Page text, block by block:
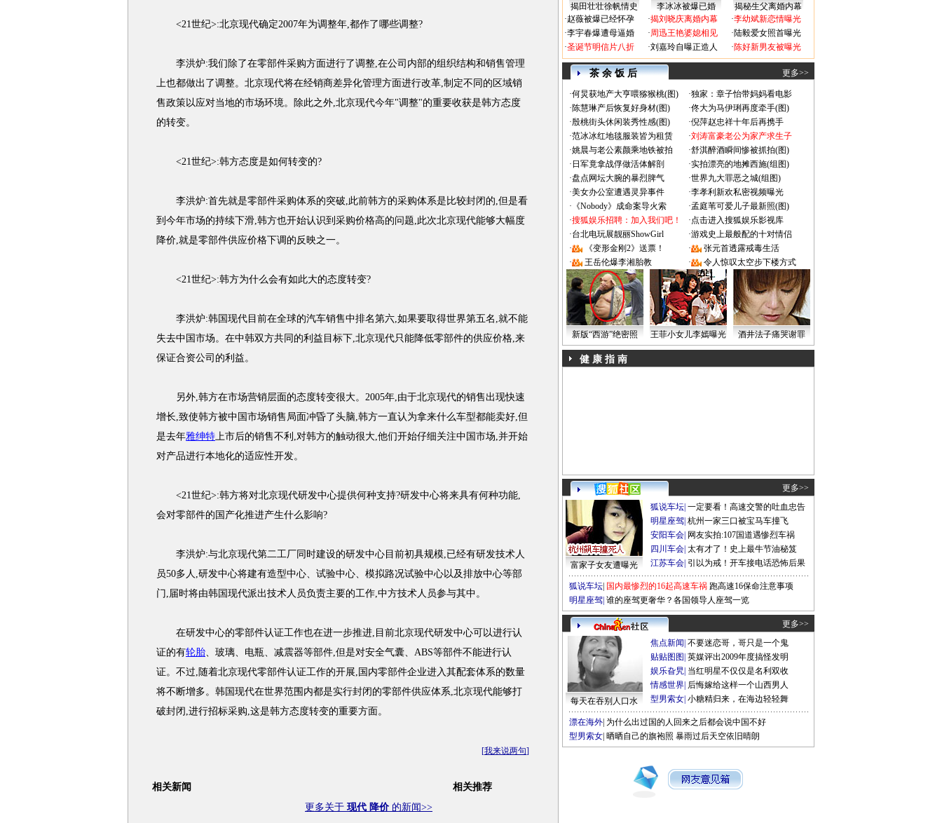
<21世纪>:北京现代确定2007年为调整年,都作了哪些调整?
李洪炉:我们除了在零部件采购方面进行了调整,在公司内部的组织结构和销售管理
上也都做出了调整。北京现代将在经销商差异化管理方面进行改革,制定不同的区域销
售政策以应对当地的市场环境。除此之外,北京现代今年"调整"的重要收获是韩方态度
的转变。
<21世纪>:韩方态度是如何转变的?
李洪炉:首先就是零部件采购体系的突破,此前韩方的采购体系是比较封闭的,但是看
到今年市场的持续下滑,韩方也开始认识到采购价格高的问题,此次北京现代能够大幅度
降价,就是零部件供应价格下调的反映之一。
<21世纪>:韩方为什么会有如此大的态度转变?
李洪炉:韩国现代目前在全球的汽车销售中排名第六,如果要取得世界第五名,就不能
失去中国市场。在中韩双方共同的利益目标下,北京现代只能降低零部件的供应价格,来
保证合资公司的利益。
另外,韩方在市场营销层面的态度转变很大。2005年,由于北京现代的销售出现快速
增长,致使韩方被中国市场销售局面冲昏了头脑,韩方一直认为拿来什么车型都能卖好,但
是去年雅绅特上市后的销售不利,对韩方的触动很大,他们开始仔细关注中国市场,并开始
对产品进行本地化的适应性开发。
<21世纪>:韩方将对北京现代研发中心提供何种支持?研发中心将来具有何种功能,
会对零部件的国产化推进产生什么影响?
李洪炉:与北京现代第二工厂同时建设的研发中心目前初具规模,已经有研发技术人
员50多人,研发中心将建有造型中心、试验中心、模拟路况试验中心以及排放中心等部
门,届时将由韩国现代派出技术人员负责主要的工作,中方技术人员参与其中。
在研发中心的零部件认证工作也在进一步推进,目前北京现代研发中心可以进行认
证的有轮胎、玻璃、电瓶、减震器等部件,但是对安全气囊、ABS等部件不能进行认
证。不过,随着北京现代零部件认证工作的开展,国内零部件企业进入其配套体系的数量
将不断增多。韩国现代在世界范围内都是实行封闭的零部件供应体系,北京现代能够打
破封闭,进行招标采购,这是韩方态度转变的重要方面。
[我来说两句]
相关新闻
更多关于 现代 降价 的新闻>>
相关推荐
揭田壮壮徐帆情史 李冰冰被爆已婚
揭秘生父离婚内幕
·赵薇被爆已经怀孕
·李宇春爆遭母逼婚
·圣诞节明信片八折
·揭刘晓庆离婚内幕
·周迅王艳婆媳相见
·刘嘉玲自曝正造人
·李幼斌新恋情曝光
·陆毅爱女照首曝光
·陈好新男友被曝光
茶 余 饭 后 更多>>
·何炅获地产大亨喂猕猴桃(图) ·独家：章子怡带妈妈看电影
·陈慧琳产后恢复好身材(图) ·佟大为马伊琍再度牵手(图)
·殷桃街头休闲装秀性感(图) ·倪萍赵忠祥十年后再携手
·范冰冰红地毯服装皆为租赁 ·刘涛富豪老公为家产求生子
·姚晨与老公素颜乘地铁被拍 ·舒淇醉酒瞬间惨被抓拍(图)
· 日军竟拿战俘做活体解剖 ·实拍漂亮的地摊西施(组图)
·盘点网坛大腕的暴烈脾气 ·世界九大罪恶之城(组图)
·美女办公室遭遇灵异事件 ·李孝利新欢私密视频曝光
· 《Nobody》成命案导火索 ·孟庭苇可爱儿子最新照(图)
·搜狐娱乐招聘：加入我们吧！ ·点击进入搜狐娱乐影视库
·台北电玩展靓丽ShowGirl ·游戏史上最般配的十对情侣
·
《变形金刚2》送票！ ·
张元首透露戒毒生活
·
王岳伦爆李湘胎教 · 令人惊叹太空步下楼方式
新版“西游”绝密照 王菲小女儿李嫣曝光 酒井法子痛哭谢罪
健 康 指 南
更多>>
富家子女友遭曝光
狐说车坛 一定要看！高速交警的吐血忠告
明星座驾 杭州一家三口被宝马车撞飞
安阳车会 网友实拍:107国道遇惨烈车祸
四川车会 太有才了！史上最牛节油秘笈
江苏车会 引以为戒！开车接电话恐怖后果
狐说车坛 国内最惨烈的16起高速车祸 跑高速16保命注意事项
明星座驾 谁的座驾更奢华？各国领导人座驾一览
更多>>
每天在吞别人口水
焦点新闻 不要迷恋哥，哥只是一个鬼
贴贴图图 英媒评出2009年度搞怪发明
娱乐旮旯 当红明星不仅仅是名利双收
情感世界 后悔嫁给这样一个山西男人
型男索女 小糖精归来，在海边轻轻舞
漂在海外 为什么出过国的人回来之后都会说中国不好
型男索女 晒晒自己的旗袍照 暴雨过后天空依旧晴朗